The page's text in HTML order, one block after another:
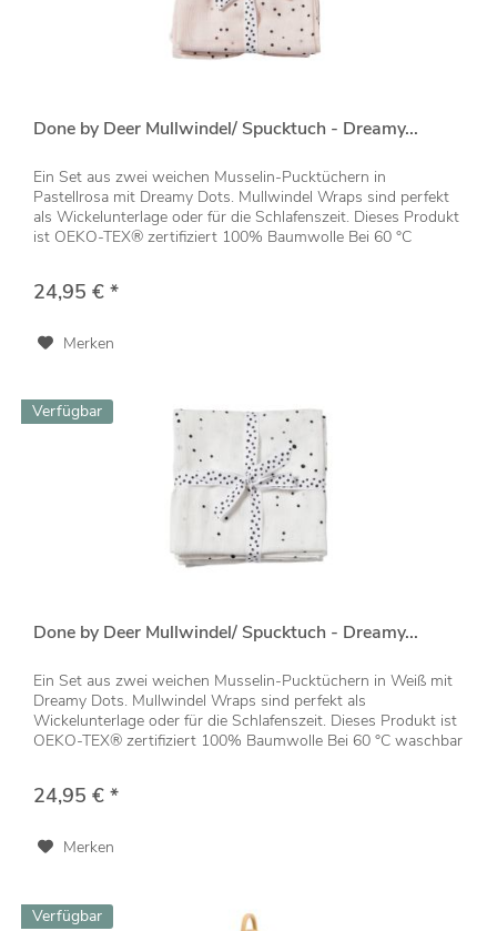
Done by Deer Mullwindel/ Spucktuch - Dreamy...
Ein Set aus zwei weichen Musselin-Pucktüchern in
Pastellrosa mit Dreamy Dots. Mullwindel Wraps sind perfekt
als Wickelunterlage oder für die Schlafenszeit. Dieses Produkt
ist OEKO-TEX® zertifiziert 100% Baumwolle Bei 60 °C
24,95 € *
Merken
Verfügbar
Done by Deer Mullwindel/ Spucktuch - Dreamy...
Ein Set aus zwei weichen Musselin-Pucktüchern in Weiß mit
Dreamy Dots. Mullwindel Wraps sind perfekt als
Wickelunterlage oder für die Schlafenszeit. Dieses Produkt ist
OEKO-TEX® zertifiziert 100% Baumwolle Bei 60 °C waschbar
24,95 € *
Merken
Verfügbar